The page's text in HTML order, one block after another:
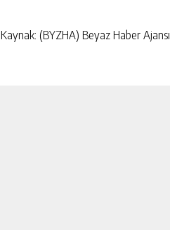
Kaynak: (BYZHA) Beyaz Haber Ajansı